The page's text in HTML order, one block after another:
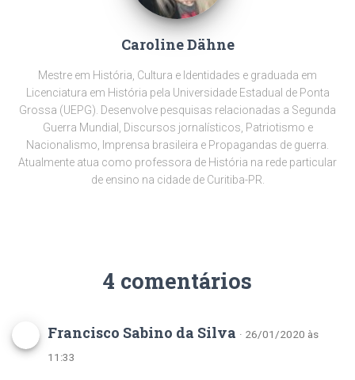
Caroline Dähne
Mestre em História, Cultura e Identidades e graduada em
Licenciatura em História pela Universidade Estadual de Ponta
Grossa (UEPG). Desenvolve pesquisas relacionadas a Segunda
Guerra Mundial, Discursos jornalísticos, Patriotismo e
Nacionalismo, Imprensa brasileira e Propagandas de guerra.
Atualmente atua como professora de História na rede particular
de ensino na cidade de Curitiba-PR.
4 comentários
Francisco Sabino da Silva · 26/01/2020 às
11:33